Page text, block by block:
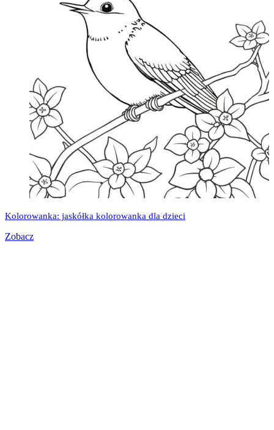
Kolorowanka: jaskółka kolorowanka dla dzieci
Zobacz